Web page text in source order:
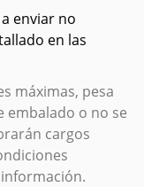
enviar no
en las
máximas, pesa
embalado o no se
cargos